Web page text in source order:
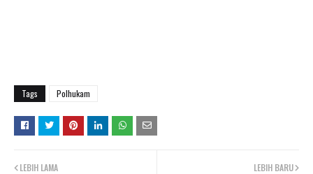
Tags Polhukam
LEBIH BARU
LEBIH LAMA